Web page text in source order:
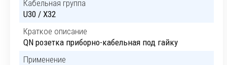
Кабельная группа
U30 / X32
Краткое описание
QN розетка приборно-кабельная под гайку
Применение